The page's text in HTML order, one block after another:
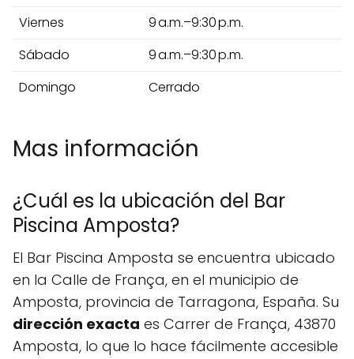
Viernes
9 a.m.–9:30 p.m.
Sábado
9 a.m.–9:30 p.m.
Domingo
Cerrado
Mas información
¿Cuál es la ubicación del Bar
Piscina Amposta?
El Bar Piscina Amposta se encuentra ubicado
en la Calle de França, en el municipio de
Amposta, provincia de Tarragona, España. Su
dirección exacta es Carrer de França, 43870
Amposta, lo que lo hace fácilmente accesible